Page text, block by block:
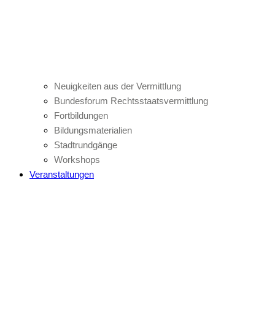
Neuigkeiten aus der Vermittlung
Bundesforum Rechtsstaatsvermittlung
Fortbildungen
Bildungsmaterialien
Stadtrundgänge
Workshops
Veranstaltungen